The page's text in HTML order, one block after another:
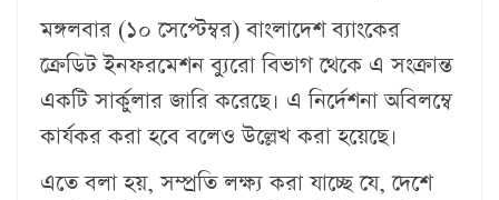
মঙ্গলবার (১০ সেপ্টেম্বর) বাংলাদেশ ব্যাংকের
ক্রেডিট ইনফরমেশন ব্যুরো বিভাগ থেকে এ সংক্রান্ত
একটি সার্কুলার জারি করেছে। এ নির্দেশনা অবিলম্বে
কার্যকর করা হবে বলেও উল্লেখ করা হয়েছে।
এতে বলা হয়, সম্প্রতি লক্ষ্য করা যাচ্ছে যে, দেশে